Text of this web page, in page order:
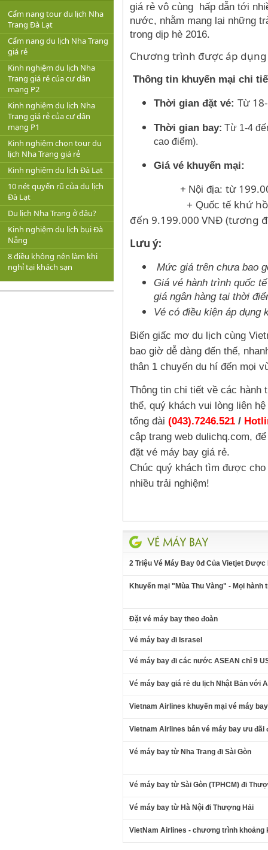
Cẩm nang tour du lịch Nha
Trang Đà Lạt
Cẩm nang du lịch Nha Trang
giá rẻ
Kinh nghiệm du lịch Nha
Trang giá rẻ của cư dân
mạng P2
Kinh nghiệm du lịch Nha
Trang giá rẻ của cư dân
mạng P1
Kinh nghiệm chọn tour du
lịch Nha Trang giá rẻ
Kinh nghiệm du lịch Đà Lạt
10 nét quyến rũ của du lịch
Đà Lạt
Du lịch Nha Trang ở đâu?
Kinh nghiệm du lịch bụi Đà
Nẵng
8 điều không nên làm khi
nghỉ tại khách sạn
giá rẻ vô cùng hấp dẫn tới
nước, nhằm mang lại những
trong dịp hè 2016.
Chương trình được áp dụng
Thông tin khuyến mại chi
Thời gian đặt vé: Từ
Thời gian bay: Từ 1-4
cao điểm).
Giá vé khuyến mại:
+ Nội địa: từ
+ Quốc tế khứ
đến 9.199.000 VNĐ (tương
Lưu ý:
Mức giá trên chưa bao
Giá vé hành trình quốc
giá ngân hàng tại thời
Vé có điều kiện áp dụng
Biến giấc mơ du lịch cùng
bao giờ dễ dàng đến thế,
thân 1 chuyến du hí đến mọi
Thông tin chi tiết về các hành
thể, quý khách vui lòng liên
tổng đài (043).7246.521 /
cập trang web dulichq.com,
đặt vé máy bay giá rẻ.
Chúc quý khách tìm được
nhiều trải nghiệm!
2 Triệu Vé Máy Bay 0đ Của Vietjet Được
Khuyến mại "Mùa Thu Vàng" - Mọi hành
Đặt vé máy bay theo đoàn
Vé máy bay đi Israsel
Vé máy bay đi các nước ASEAN chỉ 9
Vé máy bay giá rẻ du lịch Nhật Bản với
Vietnam Airlines khuyến mại vé máy
Vietnam Airlines bán vé máy bay ưu đãi
Vé máy bay từ Nha Trang đi Sài Gòn
Vé máy bay từ Sài Gòn (TPHCM) đi
Vé máy bay từ Hà Nội đi Thượng Hải
VietNam Airlines - chương trình khoảng